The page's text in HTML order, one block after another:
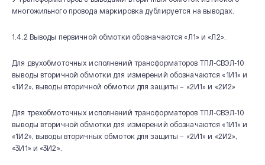
многожильного провода маркировка дублируется на выводах.
1.4.2 Выводы первичной обмотки обозначаются «Л1» и «Л2».
Для двухобмоточных исполнений трансформаторов ТПЛ-СВЭЛ-10
выводы вторичной обмотки для измерений обозначаются «1И1» и
«1И2», выводы вторичной обмотки для защиты – «2И1» и «2И2»
Для трехобмоточных исполнений трансформаторов ТПЛ-СВЭЛ-10
выводы вторичной обмотки для измерений обозначаются «1И1» и
«1И2», выводы вторичных обмоток для защиты – «2И1» и «2И2»,
«3И1» и «3И2».